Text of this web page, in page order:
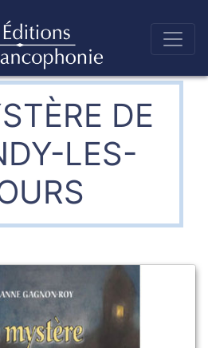
DE
LES-